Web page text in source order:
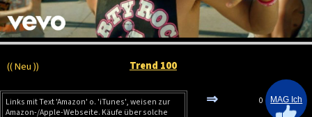
(( Neu )) Trend 100
Links mit Text 'Amazon' o. 'iTunes', weisen zur
Amazon-/Apple-Webseite. Käufe über solche
⇒ 0